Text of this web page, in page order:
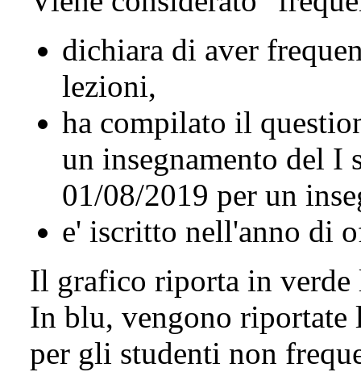
dichiara di aver
lezioni,
ha compilato il
un insegnamento del I
01/08/2019 per un
e' iscritto nell'anno di
Il grafico riporta in verde
In blu, vengono riportate
per gli studenti non